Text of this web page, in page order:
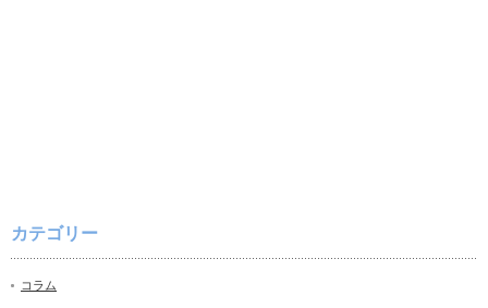
カテゴリー
コラム